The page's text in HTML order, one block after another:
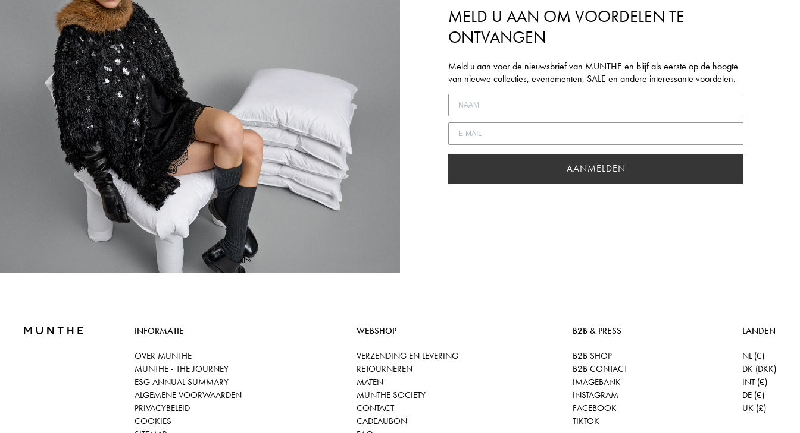
MELD U AAN OM VOORDELEN TE
ONTVANGEN
Meld u aan voor de nieuwsbrief van MUNTHE en blijf als eerste op de hoogte
van nieuwe collecties, evenementen, SALE en andere interessante voordelen.
AANMELDEN
INFORMATIE
OVER MUNTHE
MUNTHE - THE JOURNEY
ESG ANNUAL SUMMARY
ALGEMENE VOORWAARDEN
PRIVACYBELEID
COOKIES
WEBSHOP
VERZENDING EN LEVERING
RETOURNEREN
MATEN
MUNTHE SOCIETY
CONTACT
CADEAUBON
B2B & PRESS
B2B SHOP
B2B CONTACT
IMAGEBANK
INSTAGRAM
FACEBOOK
TIKTOK
LANDEN
NL (€)
DK (DKK)
INT (€)
DE (€)
UK (£)